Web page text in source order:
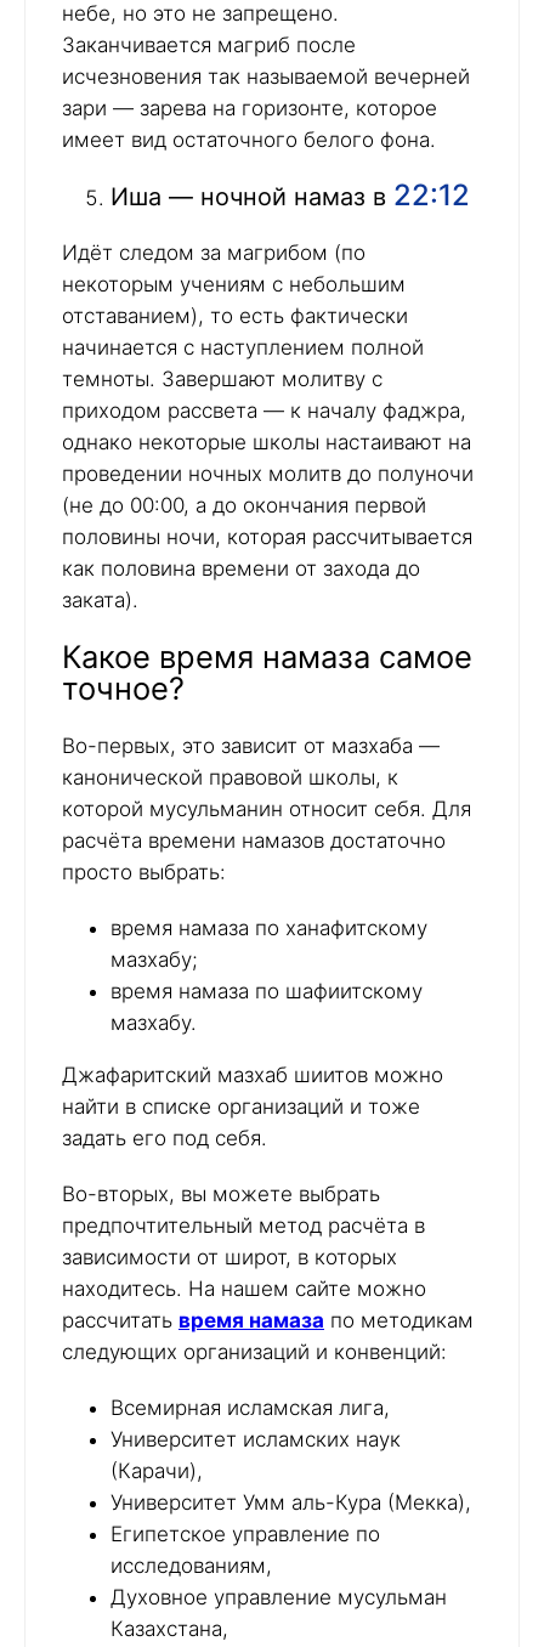
небе, но это не запрещено.
Заканчивается магриб после
исчезновения так называемой вечерней
зари — зарева на горизонте, которое
имеет вид остаточного белого фона.
Иша — ночной намаз в 22:12
Идёт следом за магрибом (по
некоторым учениям с небольшим
отставанием), то есть фактически
начинается с наступлением полной
темноты. Завершают молитву с
приходом рассвета — к началу фаджра,
однако некоторые школы настаивают на
проведении ночных молитв до полуночи
(не до 00:00, а до окончания первой
половины ночи, которая рассчитывается
как половина времени от захода до
заката).
Какое время намаза самое
точное?
Во-первых, это зависит от мазхаба —
канонической правовой школы, к
которой мусульманин относит себя. Для
расчёта времени намазов достаточно
просто выбрать:
время намаза по ханафитскому
мазхабу;
время намаза по шафиитскому
мазхабу.
Джафаритский мазхаб шиитов можно
найти в списке организаций и тоже
задать его под себя.
Во-вторых, вы можете выбрать
предпочтительный метод расчёта в
зависимости от широт, в которых
находитесь. На нашем сайте можно
рассчитать время намаза по методикам
следующих организаций и конвенций:
Всемирная исламская лига,
Университет исламских наук
(Карачи),
Университет Умм аль-Кура (Мекка),
Египетское управление по
исследованиям,
Духовное управление мусульман
Казахстана,